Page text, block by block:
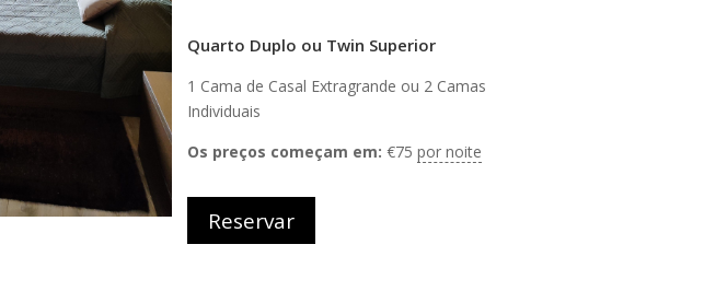
Quarto Duplo ou Twin Superior
1 Cama de Casal Extragrande ou 2 Camas
Individuais
Os preços começam em: €75 por noite
Reservar